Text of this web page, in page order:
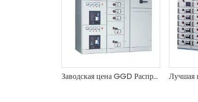
Заводская цена GGD Распределительный шкаф низкого напряжения переменного тока Поставщик-Shengte Поставщик шкафов-Shengte